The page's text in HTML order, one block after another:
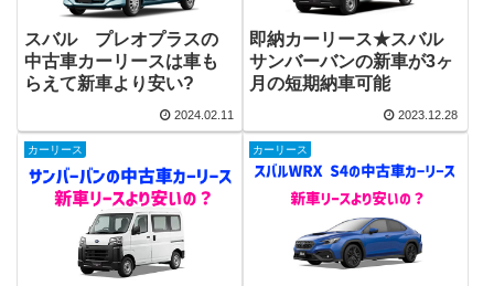
スバル プレオプラスの
中古車カーリースは車も
らえて新車より安い?
2024.02.11
即納カーリース★スバル
サンバーバンの新車が3ヶ
月の短期納車可能
2023.12.28
カーリース カーリース